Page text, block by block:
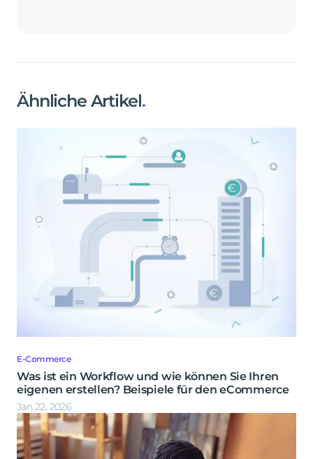
Ähnliche Artikel.
E-Commerce
Was ist ein Workflow und wie können Sie Ihren
eigenen erstellen? Beispiele für den eCommerce
Jan 22, 2026